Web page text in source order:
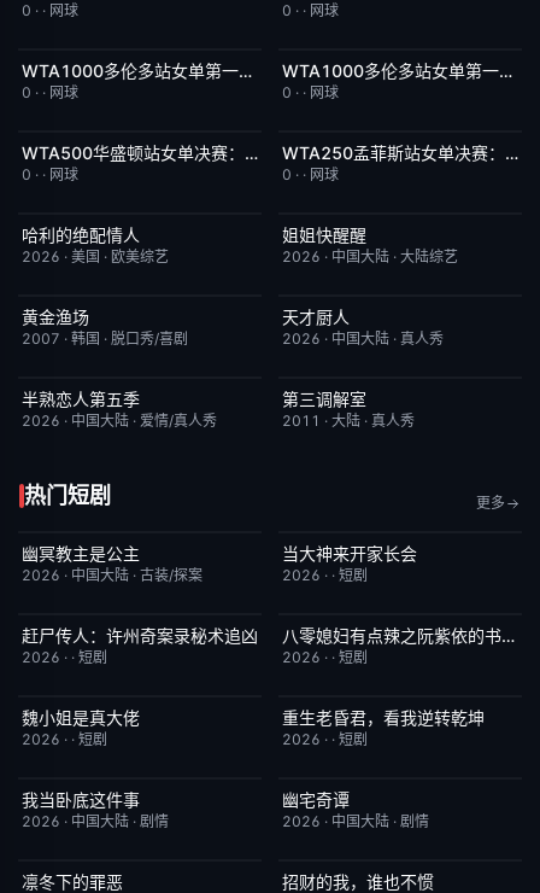
0 · · 网球 0 · · 网球
今日更新 2.0WTA1000多伦多站女单第一轮：博尔特VS克罗斯
0 · · 网球
今日更新 3.0WTA1000多伦多站女单第一轮：巴图科娃VS安德莱斯库
0 · · 网球
今日更新 10.0 WTA500华盛顿站女单决赛：佩古拉VS伊埃拉
0 · · 网球
今日更新 7.0 WTA250孟菲斯站女单决赛：柳托娃VS维德曼诺娃
0 · · 网球
更新至第7集
哈利的绝配情人
2026 · 美国 · 欧美综艺
昨日更新
姐姐快醒醒
2026 · 中国大陆 · 大陆综艺
今日更新
黄金渔场
2007 · 韩国 · 脱口秀/喜剧
昨日更新
天才厨人
2026 · 中国大陆 · 真人秀
本周更新
半熟恋人第五季
2026 · 中国大陆 · 爱情/真人秀
昨日更新
第三调解室
2011 · 大陆 · 真人秀
热门短剧 更多
已完结
幽冥教主是公主
2026 · 中国大陆 · 古装/探案
完结
当大神来开家长会
2026 · · 短剧
完结 9.0
赶尸传人：许州奇案录秘术追凶
2026 · · 短剧
完结 5.0八零媳妇有点辣之阮紫依的书中梦
2026 · · 短剧
完结
魏小姐是真大佬
2026 · · 短剧
完结
重生老昏君，看我逆转乾坤
2026 · · 短剧
更新至第18集
我当卧底这件事
2026 · 中国大陆 · 剧情
更新至第13集
幽宅奇谭
2026 · 中国大陆 · 剧情
更新至第12集
凛冬下的罪恶 完结
招财的我，谁也不惯